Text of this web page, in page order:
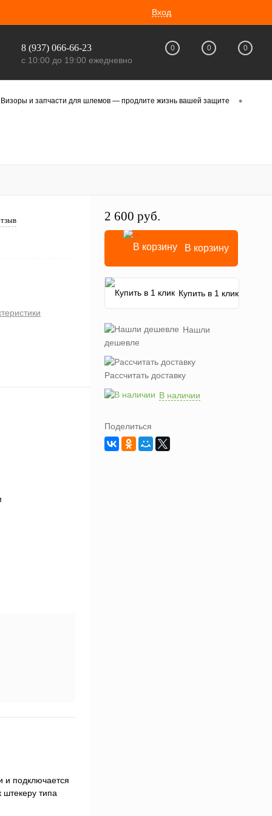
Вход
8 (937) 066-66-23
с 10:00 до 19:00 ежедневно
0 0 0
Визоры и запчасти для шлемов — продлите жизнь вашей защите •
и подключается
типа
2 600 руб.
В корзину
Купить в 1 клик
Нашли
дешевле
Рассчитать доставку
В наличии
Поделиться